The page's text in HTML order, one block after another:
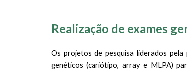
Realização de exames
Os projetos de pesquisa liderados
genéticos (cariótipo, array e MLPA)